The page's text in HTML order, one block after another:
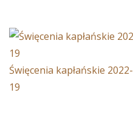
Święcenia kapłańskie 2022-
19